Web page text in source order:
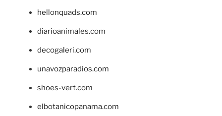
hellonquads.com
diarioanimales.com
decogaleri.com
unavozparadios.com
shoes-vert.com
elbotanicopanama.com